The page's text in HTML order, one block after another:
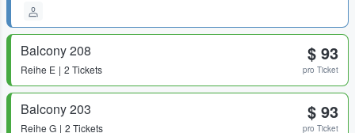
Balcony 208
Reihe E 2 Tickets
$ 93
pro Ticket
Balcony 203
Reihe G 2 Tickets
$ 93
pro Ticket